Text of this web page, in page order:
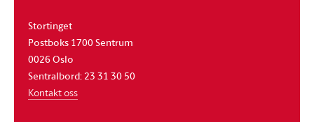
Stortinget
Postboks 1700 Sentrum
0026 Oslo
Sentralbord: 23 31 30 50
Kontakt oss